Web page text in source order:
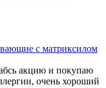
с матриксилом
акцию и покупаю
очень хороший